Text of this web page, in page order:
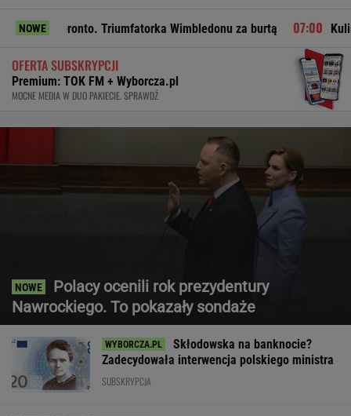
NOWETriumfatorka Wimbledonu za burtą Kulisy zmian w
OFERTA SUBSKRYPCJI
Premium: TOK FM + Wyborcza.pl
MOCNE MEDIA W DUO PAKIECIE. SPRAWDŹ
Polacy ocenili rok prezydentury
Nawrockiego. To pokazały sondaże
Skłodowska na banknocie?
Zadecydowała interwencja polskiego ministra
SUBSKRYPCJA